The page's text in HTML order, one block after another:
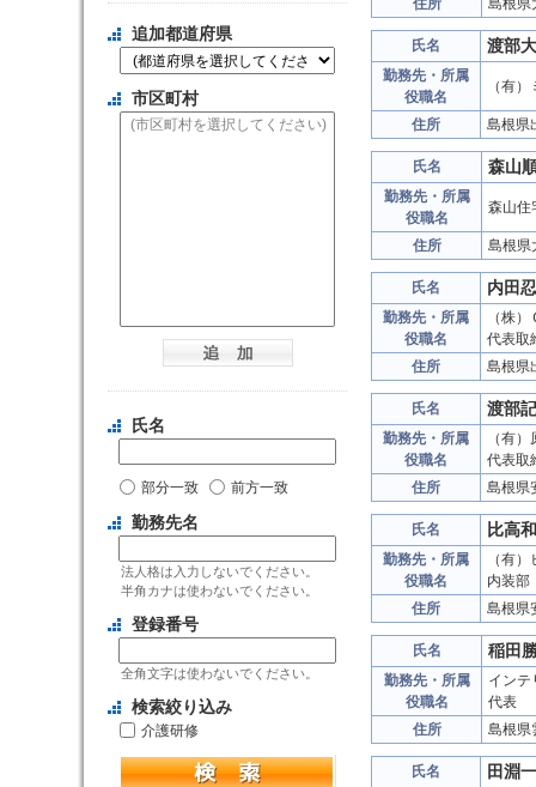
追加都道府県
市区町村
氏名
部分一致 前方一致
勤務先名
法人格は入力しないでください。
半角カナは使わないでください。
登録番号
全角文字は使わないでください。
検索絞り込み
介護研修
住所 島根
氏名 渡部
勤務先・所属
役職名
（有
住所 島根
氏名 森山
勤務先・所属
役職名
森山住
住所 島根
氏名 内田忍
勤務先・所属
役職名
（株
代表取
住所
島根
氏名 渡部
勤務先・所属
役職名
（有
代表取
住所
島根
氏名 比高
勤務先・所属
役職名
（有
内装部
住所
島根
氏名 稲田
勤務先・所属
役職名
インテ
代表
住所
島根
氏名 田淵